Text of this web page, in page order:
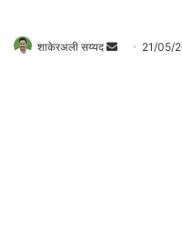
शाकेरअली सय्यद
Send 21/05/